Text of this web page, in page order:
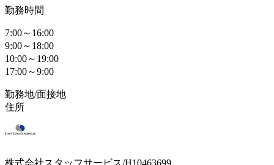
勤務時間
7:00～16:00
9:00～18:00
10:00～19:00
17:00～9:00
勤務地/面接地
住所
株式会社スタッフサービス/H10463699